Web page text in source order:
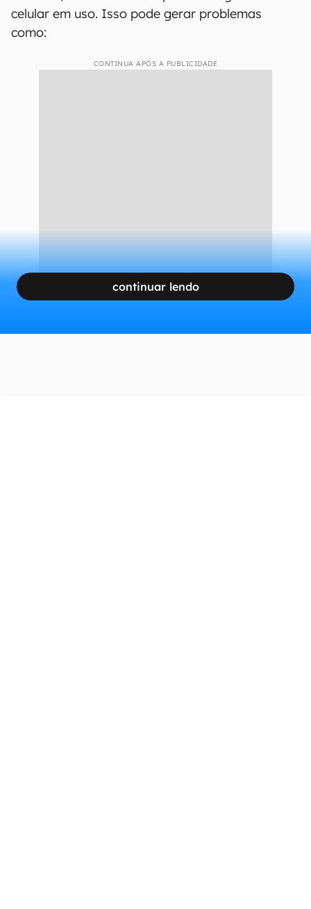
celular em uso. Isso pode gerar problemas
como:
CONTINUA APÓS A PUBLICIDADE
continuar lendo